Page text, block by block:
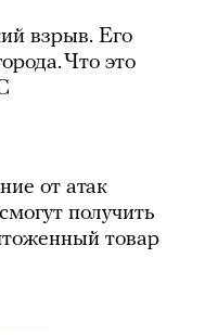
взрыв. Его
Что это
от атак
получить
товар